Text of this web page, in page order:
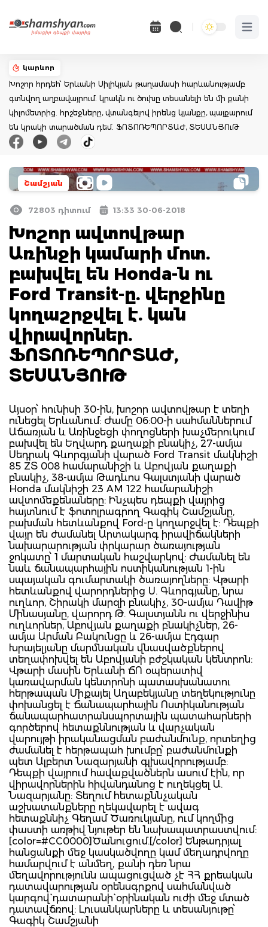
Open
կարևոր
Խոշոր հրդեհ՝ Երևանի Սիլիկյան թաղամասի հարևանությամբ
գտնվող աղբավայրում. կրակն ու ծուխը տեսանելի են մի քանի
կիլոմետրից. հրշեջները, վտանգելով իրենց կյանքը, պայքարում
են կրակի տարածման դեմ. ՖՈՏՈՌԵՊՈՐՏԱԺ, ՏԵՍԱՆՅՈւԹ
Շամշյան
72803 դիտում 13:33 30-06-2018
Խոշոր ավտովթար
Առինջի կամարի մոտ.
բախվել են Honda-ն ու
Ford Transit-ը. վերջինը
կողաշրջվել է. կան
վիրավորներ.
ՖՈՏՈՌԵՊՈՐՏԱԺ,
ՏԵՍԱՆՅՈՒԹ
Այսօր՝ հունիսի 30-ին, խոշոր ավտովթար է տեղի
ունեցել Երևանում: Ժամը 06:00-ի սահմաններում
Աճառյան և Առինջեցի փողոցների խաչմերուկում
բախվել են Եղվարդ քաղաքի բնակիչ, 27-ամյա
Սեդրակ Գևորգյանի վարած Ford Transit մակնիշի
85 ZՏ 008 համարանիշի և Աբովյան քաղաքի
բնակիչ, 38-ամյա Թադևոս Գալստյանի վարած
Honda մակնիշի 23 AM 122 համարանիշի
ավտոմեքենաները: Ինչպես դեպքի վայրից
հայտնում է ֆոտոլրագրող Գագիկ Շամշյանը,
բախման հետևանքով Ford-ը կողարջվել է: Դեպքի
վայր են ժամանել Արտակարգ իրավիճակների
նախարարության փրկարար ծառայության
ջոկատը՝ 1 մարտական հաշվարկով: Ժամանել են
նաև ճանապարհային ոստիկանության 1-ին
սպայական գումարտակի ծառայողները: Վթարի
հետևանքով վարորդներից Ս. Գևորգյանը, նրա
ուղևոր, Շիրակի մարզի բնակիչ, 30-ամյա Դավիթ
Մինասյանը, վարորդ Թ. Գալստյանն ու վերջինիս
ուղևորներ, Աբովյան քաղաքի բնակիչներ, 26-
ամյա Արման Բակունցը և 26-ամյա Էդգար
Ւսրայելյանը մարմնական վնասվածքներով
տեղափոխվել են Աբովյանի բժշկական կենտրոն:
Վթարի մասին Երևանի ՃՈ օպերատիվ
կառավարման կենտրոնի պատասխանատու
հերթապան Միքայել Աղաբեկյանը տեղեկությունը
փոխանցել է Ճանապարհային Ոստիկանության
ճանապարհատրանսպորտային պատահարների
գործերով հետաքննության և վարչական
վարույթի իրականացման բաժանմունք, որտեղից
ժամանել է հերթապահ խումբը՝ բաժանմունքի
պետ Ալբերտ Նազարյանի գլխավորությամբ:
Դեպքի վայրում հավաքվածներն ասում էին, որ
վիրավորներին հիվանդանոց է ուղեկցել Ա.
Նազարյանը: Տեղում հետաքննչական
աշխատանքները ղեկավարել է ավագ
հետաքննիչ Գեղամ Ծառուկյանը, ում կողմից
փաստի առթիվ նյութեր են նախապատրաստվում:
[color=#CC0000]Ծանուցում.[/color] Ենթադրյալ
հանցանքի մեջ կասկածվողը կամ մեղադրվողը
համարվում է անմեղ, քանի դեռ նրա
մեղավորությունն ապացուցված չէ ՀՀ քրեական
դատավարության օրենսգրքով սահմանված
կարգով` դատարանի` օրինական ուժի մեջ մտած
դատավճռով: Լուսանկարները և տեսանյութը՝
Գագիկ Շամշյանի